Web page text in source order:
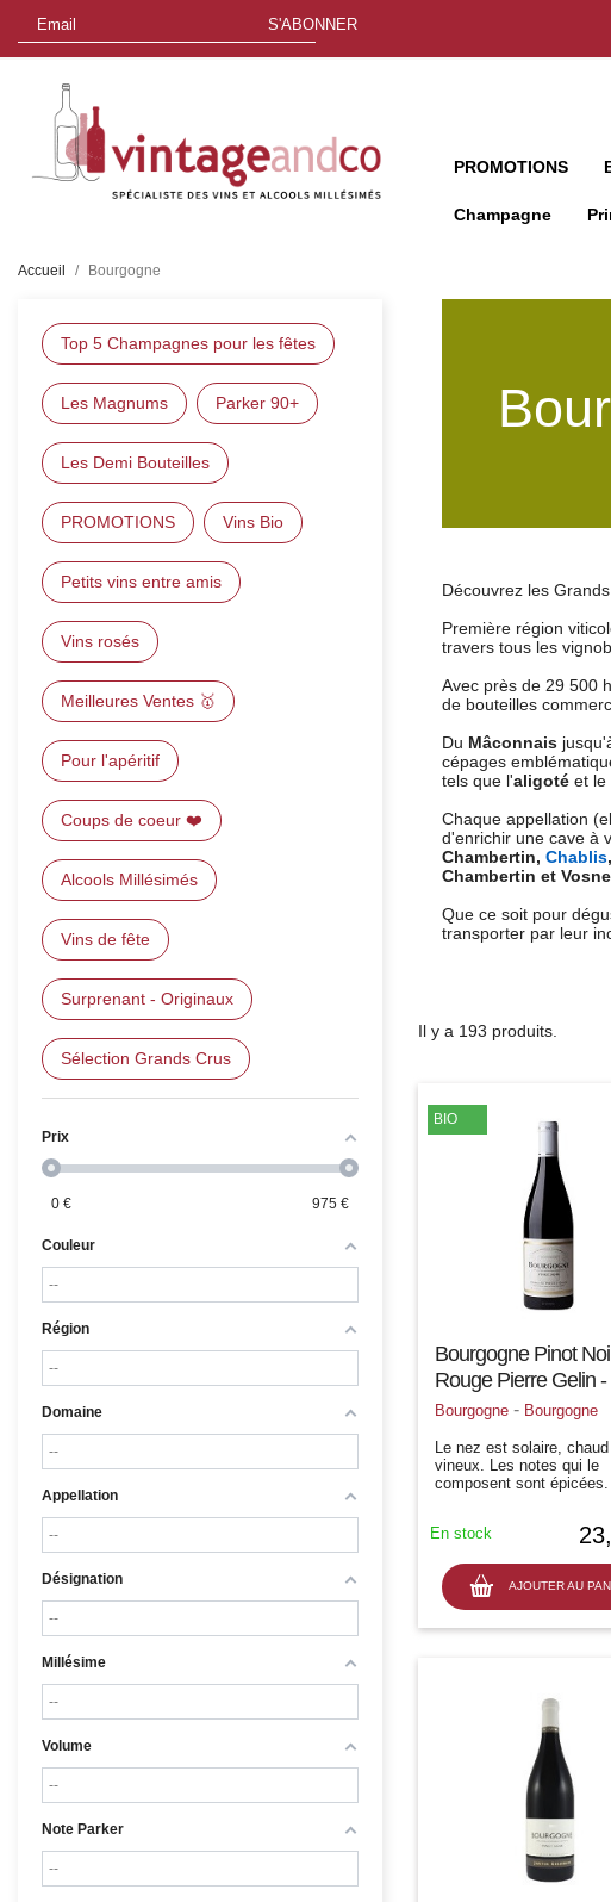
S'ABONNER
PROMOTIONS
Champagne
Accueil Bourgogne
Top 5 Champagnes pour les fêtes
Les Magnums Parker 90+
Les Demi Bouteilles
PROMOTIONS Vins Bio
Petits vins entre amis
Vins rosés
Meilleures Ventes 🥇
Pour l'apéritif
Coups de coeur ❤️
Alcools Millésimés
Vins de fête
Surprenant - Originaux
Sélection Grands Crus
Prix
0 € 975 €
Couleur
Région
Domaine
Appellation
Désignation
Millésime
Volume
Note Parker
Découvrez les Grands
Première région
travers tous les
Avec près de 29 500
de bouteilles
Du Mâconnais
cépages
tels que l'aligoté et le
Chaque appellation
d'enrichir une cave à
Chambertin, Chablis,
Chambertin et
Que ce soit pour
transporter par leur
Il y a 193 produits.
Bourgogne Pinot
Rouge Pierre Gelin -
Bourgogne - Bourgogne
Le nez est solaire,
vineux. Les notes qui le
composent sont épicées.
subtile complétée par un
AJOUTER AU
En stock
BIO